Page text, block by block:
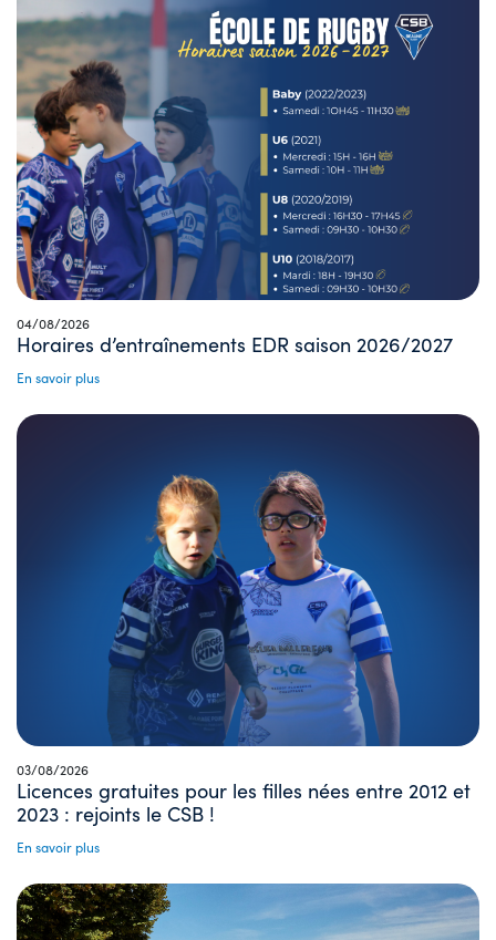
04/08/2026
Horaires d’entraînements EDR saison 2026/2027
En savoir plus
03/08/2026
Licences gratuites pour les filles nées entre 2012 et
2023 : rejoints le CSB !
En savoir plus